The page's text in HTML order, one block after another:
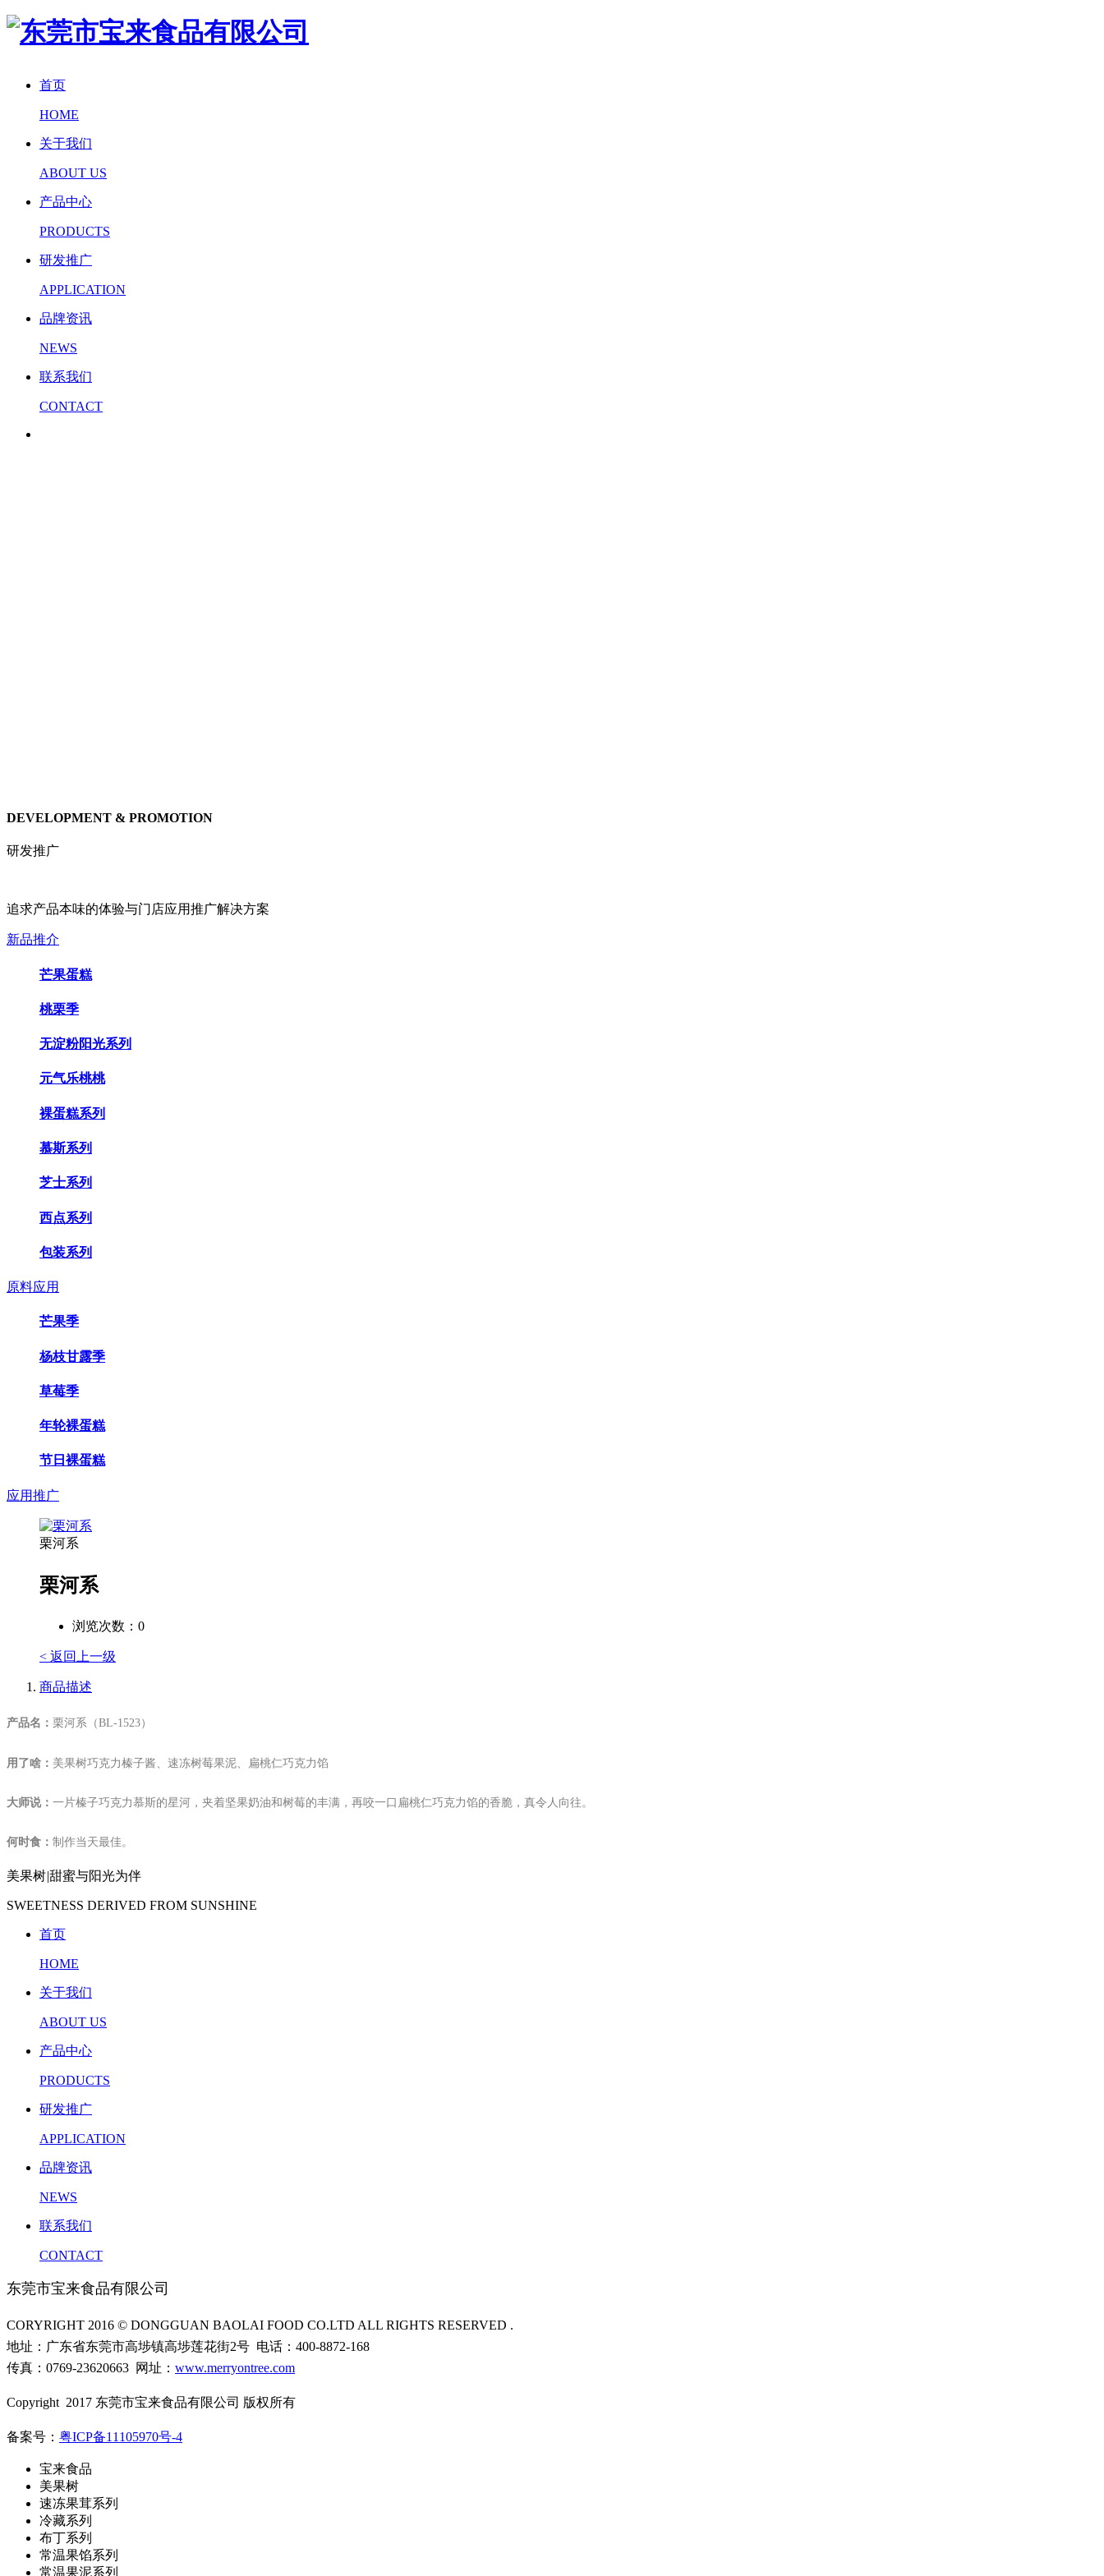
首页
HOME
关于我们
ABOUT US
产品中心
PRODUCTS
研发推广
APPLICATION
品牌资讯
NEWS
联系我们
CONTACT
DEVELOPMENT & PROMOTION
研发推广
追求产品本味的体验与门店应用推广解决方案
新品推介
芒果蛋糕
桃栗季
无淀粉阳光系列
元气乐桃桃
裸蛋糕系列
慕斯系列
芝士系列
西点系列
包装系列
原料应用
芒果季
杨枝甘露季
草莓季
年轮裸蛋糕
节日裸蛋糕
应用推广
栗河系
栗河系
浏览次数： 0
< 返回上一级
商品描述
产品名： 栗河系 （BL-1523）
用了啥： 美果树巧克力榛子酱、速冻树莓果泥、扁桃仁巧克力馅
大师说： 一片榛子巧克力慕斯的星河，夹着坚果奶油和树莓的丰满，再咬一口扁桃仁巧克力馅的香脆，真令人向往。
何时食： 制作当天最佳。
美果树|甜蜜与阳光为伴
SWEETNESS DERIVED FROM SUNSHINE
首页
HOME
关于我们
ABOUT US
产品中心
PRODUCTS
研发推广
APPLICATION
品牌资讯
NEWS
联系我们
CONTACT
东莞市宝来食品有限公司
CORYRIGHT 2016 © DONGGUAN BAOLAI FOOD CO.LTD ALL RIGHTS RESERVED .
地址：广东省东莞市高埗镇高埗莲花街2号 电话：400-8872-168
传真：0769-23620663 网址： www.merryontree.com
Copyright 2017 东莞市宝来食品有限公司 版权所有
备案号： 粤ICP备11105970号-4
宝来食品
美果树
速冻果茸系列
冷藏系列
布丁系列
常温果馅系列
常温果泥系列